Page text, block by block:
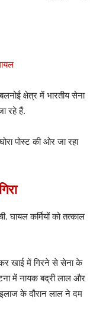
क्षेत्र में भारतीय सेना
रहे हैं.
पोस्ट की ओर जा रहा
घायल कर्मियों को तत्काल
खाई में गिरने से सेना के
में नायक बद्री लाल और
के दौरान लाल ने दम